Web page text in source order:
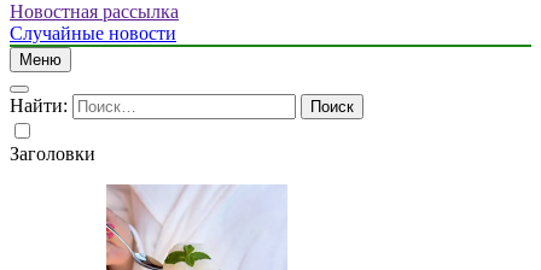
Новостная рассылка
Случайные новости
Меню
Найти:
Заголовки